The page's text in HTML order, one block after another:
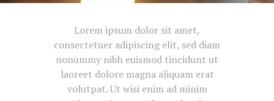
Lorem ipsum dolor sit amet,
consectetuer adipiscing elit, sed diam
nonummy nibh euismod tincidunt ut
laoreet dolore magna aliquam erat
volutpat. Ut wisi enim ad minim